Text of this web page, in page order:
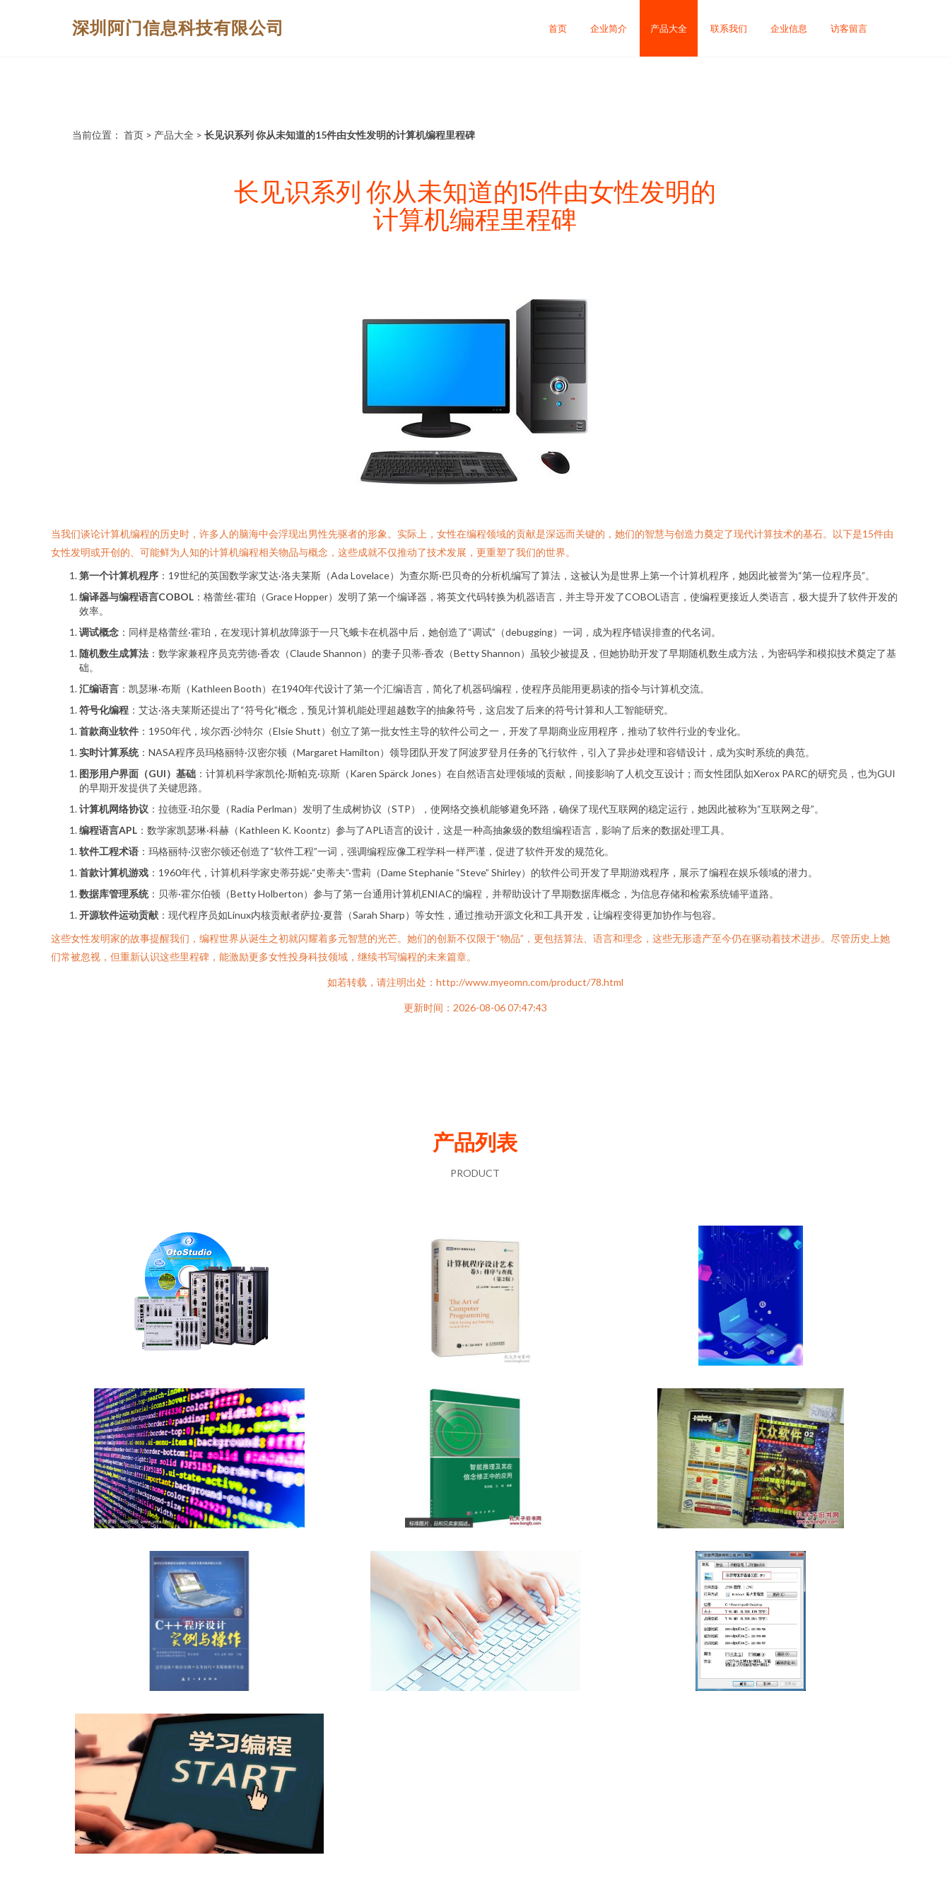
深圳阿门信息科技有限公司 首页 企业简介 产品大全 联系我们 企业信息 访客留言
当前位置： 首页 > 产品大全 > 长见识系列 你从未知道的15件由女性发明的计算机编程里程碑
长见识系列 你从未知道的15件由女性发明的
计算机编程里程碑
当我们谈论计算机编程的历史时，许多人的脑海中会浮现出男性先驱者的形象。实际上，女性在编程领域的贡献是深远而关键的，她们的智慧与创造力奠定了现代计算技术的基石。以下是15件由
女性发明或开创的、可能鲜为人知的计算机编程相关物品与概念，这些成就不仅推动了技术发展，更重塑了我们的世界。
第一个计算机程序 ：19世纪的英国数学家艾达·洛夫莱斯（Ada Lovelace）为查尔斯·巴贝奇的分析机编写了算法，这被认为是世界上第一个计算机程序，她因此被誉为“第一位程序员”。
编译器与编程语言COBOL ：格蕾丝·霍珀（Grace Hopper）发明了第一个编译器，将英文代码转换为机器语言，并主导开发了COBOL语言，使编程更接近人类语言，极大提升了软件开发的
效率。
调试概念 ：同样是格蕾丝·霍珀，在发现计算机故障源于一只飞蛾卡在机器中后，她创造了“调试”（debugging）一词，成为程序错误排查的代名词。
随机数生成算法 ：数学家兼程序员克劳德·香农（Claude Shannon）的妻子贝蒂·香农（Betty Shannon）虽较少被提及，但她协助开发了早期随机数生成方法，为密码学和模拟技术奠定了基
础。
汇编语言 ：凯瑟琳·布斯（Kathleen Booth）在1940年代设计了第一个汇编语言，简化了机器码编程，使程序员能用更易读的指令与计算机交流。
符号化编程 ：艾达·洛夫莱斯还提出了“符号化”概念，预见计算机能处理超越数字的抽象符号，这启发了后来的符号计算和人工智能研究。
首款商业软件 ：1950年代，埃尔西·沙特尔（Elsie Shutt）创立了第一批女性主导的软件公司之一，开发了早期商业应用程序，推动了软件行业的专业化。
实时计算系统：NASA程序员玛格丽特·汉密尔顿（Margaret Hamilton）领导团队开发了阿波罗登月任务的飞行软件，引入了异步处理和容错设计，成为实时系统的典范。
图形用户界面（GUI）基础 ：计算机科学家凯伦·斯帕克·琼斯（Karen Spärck Jones）在自然语言处理领域的贡献，间接影响了人机交互设计；而女性团队如Xerox PARC的研究员，也为GUI
的早期开发提供了关键思路。
计算机网络协议 ：拉德亚·珀尔曼（Radia Perlman）发明了生成树协议（STP），使网络交换机能够避免环路，确保了现代互联网的稳定运行，她因此被称为“互联网之母”。
编程语言APL ：数学家凯瑟琳·科赫（Kathleen K. Koontz）参与了APL语言的设计，这是一种高抽象级的数组编程语言，影响了后来的数据处理工具。
软件工程术语 ：玛格丽特·汉密尔顿还创造了“软件工程”一词，强调编程应像工程学科一样严谨，促进了软件开发的规范化。
首款计算机游戏 ：1960年代，计算机科学家史蒂芬妮·“史蒂夫”·雪莉（Dame Stephanie “Steve” Shirley）的软件公司开发了早期游戏程序，展示了编程在娱乐领域的潜力。
数据库管理系统：贝蒂·霍尔伯顿（Betty Holberton）参与了第一台通用计算机ENIAC的编程，并帮助设计了早期数据库概念，为信息存储和检索系统铺平道路。
开源软件运动贡献 ：现代程序员如Linux内核贡献者萨拉·夏普（Sarah Sharp）等女性，通过推动开源文化和工具开发，让编程变得更加协作与包容。
这些女性发明家的故事提醒我们，编程世界从诞生之初就闪耀着多元智慧的光芒。她们的创新不仅限于“物品”，更包括算法、语言和理念，这些无形遗产至今仍在驱动着技术进步。尽管历史上她
们常被忽视，但重新认识这些里程碑，能激励更多女性投身科技领域，继续书写编程的未来篇章。
如若转载，请注明出处：http://www.myeomn.com/product/78.html
更新时间：2026-08-06 07:47:43
产品列表
PRODUCT